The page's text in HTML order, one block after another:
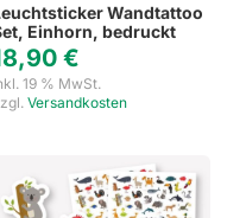
Wandtattoo
Einhorn, bedruckt
€
19 % MwSt.
Versandkosten